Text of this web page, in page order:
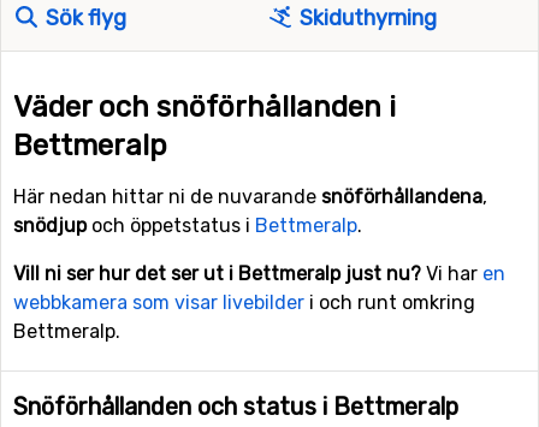
Sök flyg
Skiduthyrning
Väder och snöförhållanden i
Bettmeralp
Här nedan hittar ni de nuvarande snöförhållandena,
snödjupoch öppetstatus i Bettmeralp.
Vill ni ser hur det ser ut i Bettmeralp just nu? Vi har en
webbkamera som visar livebilder i och runt omkring
Bettmeralp.
Snöförhållanden och status i Bettmeralp